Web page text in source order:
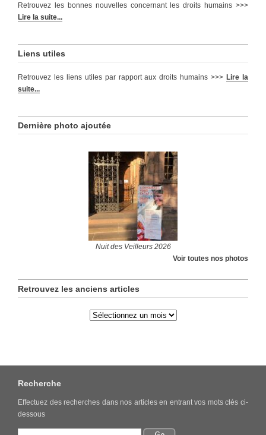
Retrouvez les bonnes nouvelles concernant les droits humains >>>
Lire la suite...
Liens utiles
Retrouvez les liens utiles par rapport aux droits humains >>>Lire la
suite...
Dernière photo ajoutée
Nuit des Veilleurs 2026
Voir toutes nos photos
Retrouvez les anciens articles
Recherche
Effectuez des recherches dans nos articles en entrant vos mots clés ci-
dessous